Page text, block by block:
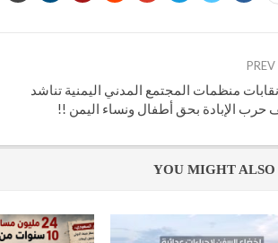
منظمات المجتمع المدني اليمنية تناشد
حرب الإبادة بحق أطفال ونساء اليمن !!
YOU MIGHT